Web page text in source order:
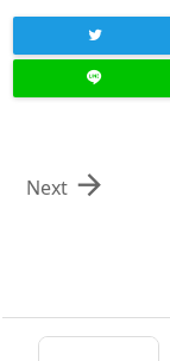

Next